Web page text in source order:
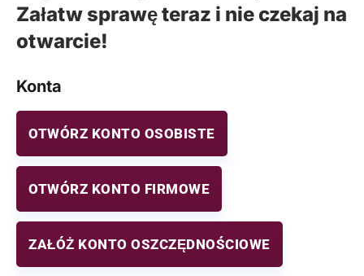
Załatw sprawę teraz i nie czekaj na
otwarcie!
Konta
OTWÓRZ KONTO OSOBISTE
OTWÓRZ KONTO FIRMOWE
ZAŁÓŻ KONTO OSZCZĘDNOŚCIOWE